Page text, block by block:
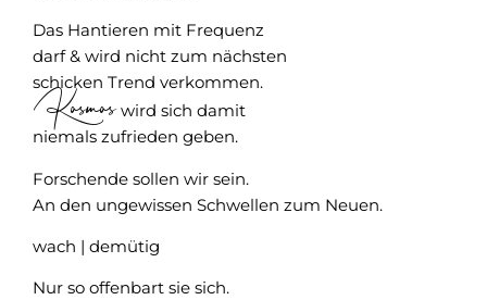
Das Hantieren mit Frequenz
darf & wird nicht zum nächsten
schicken Trend verkommen.
Kosmos wird sich damit
niemals zufrieden geben.
Forschende sollen wir sein.
An den ungewissen Schwellen zum Neuen.
wach | demütig
Nur so offenbart sie sich.